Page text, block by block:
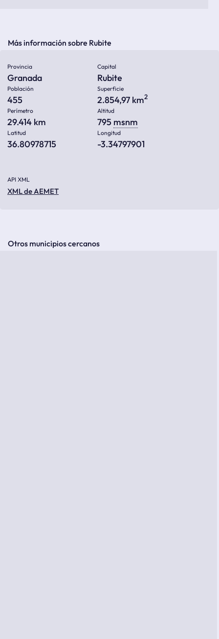
Más información sobre Rubite
Provincia
Granada
Capital
Rubite
Población
455
Superficie
2.854,97 km2
Perímetro
29.414 km
Altitud
795 msnm
Latitud
36.80978715
Longitud
-3.34797901
API XML
XML de AEMET
Otros municipios cercanos